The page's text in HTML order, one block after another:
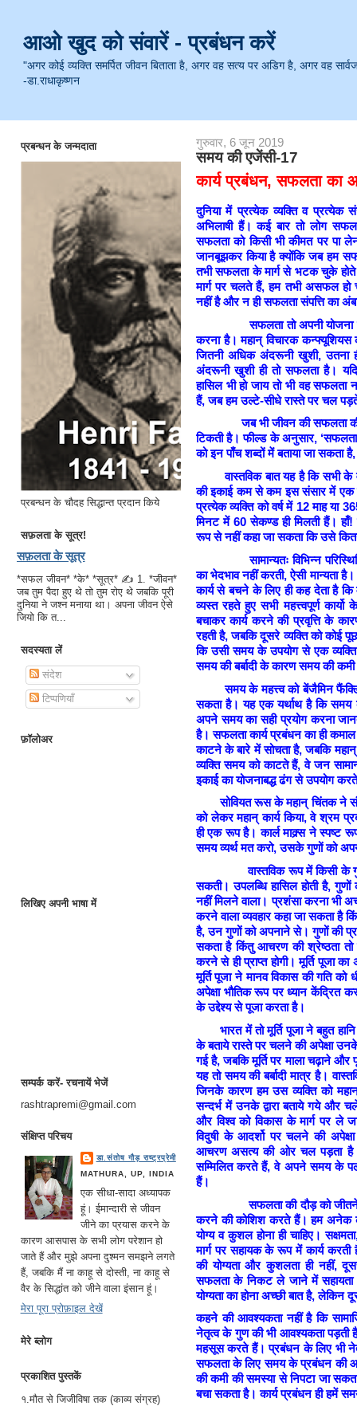
आओ खुद को संवारें - प्रबंधन करें
"अगर कोई व्यक्ति समर्पित जीवन बिताता है, अगर वह सत्य पर अडिग है, अगर वह
-डा.राधाकृष्णन
प्रबन्धन के जन्मदाता
प्रबन्धन के चौदह सिद्धान्त प्रदान किये
सफ़लता के सूत्र!
सफ़लता के सूत्र
*सफल जीवन* *के* *सूत्र* ✍ 1. *जीवन*
जब तुम पैदा हुए थे तो तुम रोए थे जबकि पूरी
दुनिया ने जश्न मनाया था। अपना जीवन ऐसे
जियो कि त...
सदस्यता लें
संदेश
टिप्पणियाँ
फ़ॉलोअर
लिखिए अपनी भाषा में
सम्पर्क करें- रचनायें भेजें
rashtrapremi@gmail.com
संक्षिप्त परिचय
डा.संतोष गौड़ राष्ट्रप्रेमी
MATHURA, UP, INDIA
एक सीधा-सादा अध्यापक
हूं। ईमान्दारी से जीवन
जीने का प्रयास करने के
कारण आसपास के सभी लोग परेशान हो
जाते हैं और मुझे अपना दुश्मन समझने लगते
हैं, जबकि मैं ना काहू से दोस्ती, ना काहू से
वैर के सिद्धांत को जीने वाला इंसान हूं।
मेरा पूरा प्रोफ़ाइल देखें
मेरे ब्लोग
प्रकाशित पुस्तकें
१.मौत से जिजीविषा तक (काव्य संग्रह)
गुरुवार, 6 जून 2019
समय की एजेंसी-17
कार्य प्रबंधन, सफलता का
दुनिया में प्रत्येक व्यक्ति व
अभिलाषी हैं। कई बार तो लोग
सफलता को किसी भी कीमत पर पा
जानबूझकर किया है क्योंकि जब हम
तभी सफलता के मार्ग से भटक चुके
मार्ग पर चलते हैं, हम तभी असफल हो
नहीं है और न ही सफलता संपत्ति का
सफलता तो अपनी योजना के
करना है। महान् विचारक
जितनी अधिक अंदरूनी खुशी, उतना
अंदरूनी खुशी ही तो सफलता है।
हासिल भी हो जाय तो भी वह
हैं, जब हम उल्टे-सीधे रास्ते पर चल
जब भी जीवन की सफलता की
टिकती है। फील्ड के अनुसार,
को इन पाँच शब्दों में बताया जा सकता
वास्तविक बात यह है कि सभी के
की इकाई कम से कम इस संसार में एक
प्रत्येक व्यक्ति को वर्ष में 12 माह
मिनट में 60 सेकण्ड ही मिलती हैं।
रूप से नहीं कहा जा सकता कि उसे
सामान्यतः विभिन्न
का भेदभाव नहीं करती, ऐसी मान्यता
कार्य से बचने के लिए ही कह देता है कि
व्यस्त रहते हुए सभी महत्त्वपूर्ण
बचाकर कार्य करने की प्रवृत्ति के
रहती है, जबकि दूसरे व्यक्ति को कोई
कि उसी समय के उपयोग से एक
समय की बर्बादी के कारण समय की कमी
समय के महत्त्व को बेंजैमिन
सकता है। यह एक यर्थाथ है कि समय के
अपने समय का सही प्रयोग करना
है। सफलता कार्य प्रबंधन का ही
काटने के बारे में सोचता है, जबकि
व्यक्ति समय को काटते हैं, वे जन
इकाई का योजनाबद्ध ढंग से उपयोग
सोवियत रूस के महान् चिंतक ने
को लेकर महान् कार्य किया, वे श्रम
ही एक रूप है। कार्ल माक्र्स ने स्पष्ट
समय व्यर्थ मत करो, उसके गुणों को
वास्तविक रूप में किसी के गुणों
सकती। उपलब्धि हासिल होती है,
नहीं मिलने वाला। प्रशंसा करना भी
करने वाला व्यवहार कहा जा सकता है
है, उन गुणों को अपनाने से। गुणों की
सकता है किंतु आचरण की श्रेष्ठता
करने से ही प्राप्त होगी। मूर्ति पूजा
मूर्ति पूजा ने मानव विकास की गति को
अपेक्षा भौतिक रूप पर ध्यान केंद्रित
के उद्देश्य से पूजा करता है।
भारत में तो मूर्ति पूजा ने बहुत हानि
के बताये रास्ते पर चलने की अपेक्षा
गई है, जबकि मूर्ति पर माला चढ़ाने
यह तो समय की बर्बादी मात्र है।
जिनके कारण हम उस व्यक्ति को
सन्दर्भ में उनके द्वारा बताये गये और
और विश्व को विकास के मार्ग पर ले
विदुषी के आदर्शो पर चलने की
आचरण असत्य की ओर चल पड़ता है।
सम्मिलित करते हैं, वे अपने समय के
हैं।
सफलता की दौड़ को जीतने के
करने की कोशिश करते हैं। हम अनेक
योग्य व कुशल होना ही चाहिए।
मार्ग पर सहायक के रूप में कार्य
की योग्यता और कुशलता ही नहीं,
सफलता के निकट ले जाने में सहायता
योग्यता का होना अच्छी बात है, लेकिन
कहने की आवश्यकता नहीं है कि
नेतृत्व के गुण की भी आवश्यकता
महसूस करते हैं। प्रबंधन के लिए भी
सफलता के लिए समय के प्रबंधन की
की कमी की समस्या से निपटा जा
बचा सकता है। कार्य प्रबंधन ही हमें